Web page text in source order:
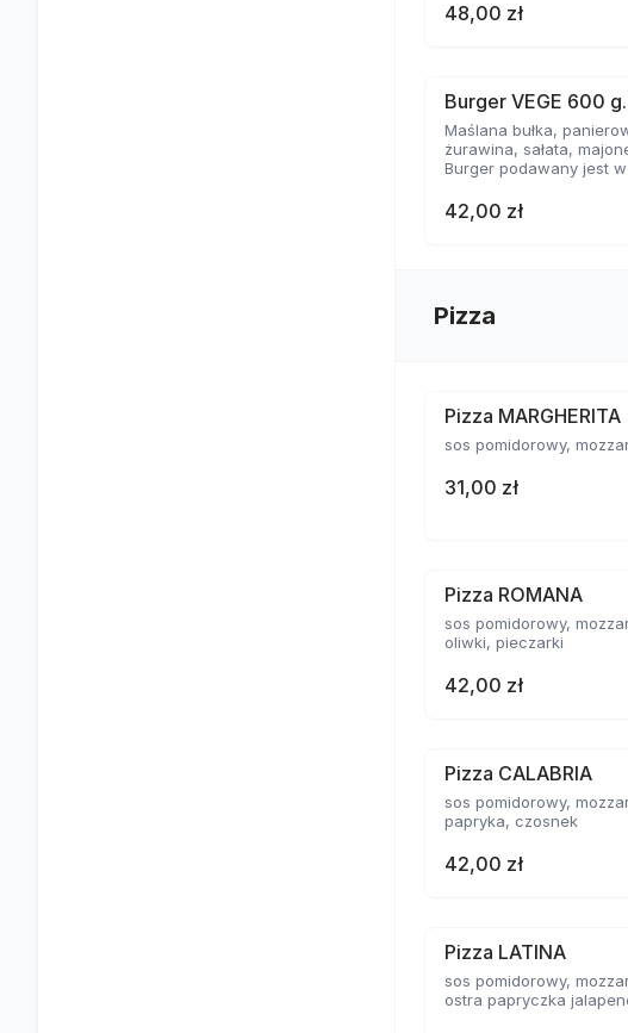
48,00 zł
Burger VEGE 600 g.
Maślana bułka,
żurawina, sałata,
Burger podawany jest
42,00 zł
Pizza
Pizza MARGHERITA
sos pomidorowy,
31,00 zł
Pizza ROMANA
sos pomidorowy,
oliwki, pieczarki
42,00 zł
Pizza CALABRIA
sos pomidorowy,
papryka, czosnek
42,00 zł
Pizza LATINA
sos pomidorowy,
ostra papryczka